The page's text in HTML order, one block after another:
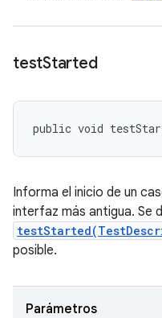
testStarted
public void
Informa el inicio de un
interfaz más antigua. Se
posible.
Parámetros